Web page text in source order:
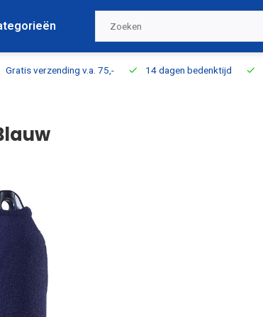
Gratis verzending v.a. 75,- 14 dagen bedenktijd